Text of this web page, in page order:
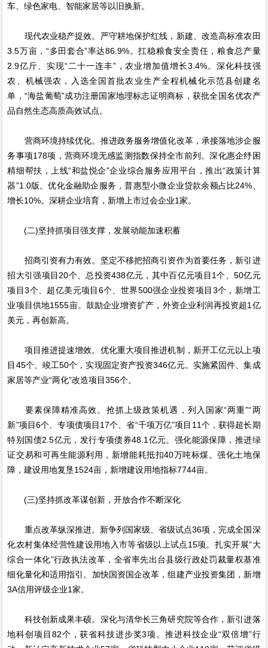
车、绿色家电、智能家居等以旧换新。
现代农业稳产提效。严守耕地保护红线，新建、改造高标准农田
3.5万亩，“多田套合”率达86.9%。扛稳粮食安全责任，粮食总产量
2.9亿斤、实现“二十一连丰”，农业增加值增长3.4%。深化科技强
农、机械强农，入选全国首批农业生产全程机械化示范县创建名
单，“海盐葡萄”成功注册国家地理标志证明商标，获批全国名优农产
品自然生态高质高效试点。
营商环境持续优化。推进政务服务增值化改革，承接落地涉企服
务事项178项，营商环境无感监测指数保持全市前列。深化惠企纾困
精细帮扶，上线“和盐悦企”企业综合服务应用平台，推出“政策计算
器”1.0版。优化金融助企服务，普惠型小微企业贷款余额占比24%、
增长10%。深耕企业培育，新增上市过会企业1家。
(二)坚持抓项目强支撑，发展动能加速积蓄
招商引资有力有效。坚定不移把招商引资作为首要任务，新引进
招大引强项目20个、总投资438亿元，其中百亿元项目1个、50亿元
项目3个、超亿美元项目6个、世界500强企业投资项目3个，新增工
业项目供地1555亩。鼓励企业增资扩产，外资企业利润再投资超1亿
美元，再创新高。
项目推进提速增效。优化重大项目推进机制，新开工亿元以上项
目45个、竣工50个，实现固定资产投资346亿元。实施紧固件、集成
家居等产业“两化”改造项目356个。
要素保障精准高效。抢抓上级政策机遇，列入国家“两重”“两
新”项目6个、专项债项目17个、省“千项万亿”项目11个，获得超长期
特别国债2.5亿元，发行专项债券48.1亿元。强化能源保障，推进绿
证交易和可再生能源利用，新增能耗抵扣40万吨标煤。强化土地保
障，建设用地复垦1524亩，新增建设用地指标7744亩。
(三)坚持抓改革谋创新，开放合作不断深化
重点改革纵深推进。新争列国家级、省级试点36项，完成全国深
化农村集体经营性建设用地入市等省级以上试点15项。扎实开展“大
综合一体化”行政执法改革，全省率先出台县级行政处罚裁量权基准
细化量化和适用指引。加快国资国企改革，组建产业投资集团，新增
3A信用评级企业1家。
科技创新成果丰硕。深化与清华长三角研究院等合作，新引进落
地科创项目82个，获省科技进步奖3项。推进科技企业“双倍增”行